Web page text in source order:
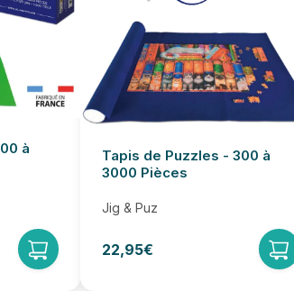
à
Tapis de Puzzles - 300 à
3000 Pièces
Jig & Puz
22,95€